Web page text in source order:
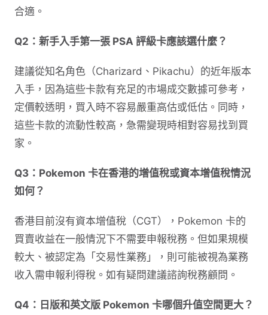
合適。
Q2：新手入手第一張 PSA 評級卡應該選什麼？
建議從知名角色（Charizard、Pikachu）的近年版本
入手，因為這些卡款有充足的市場成交數據可參考，
定價較透明，買入時不容易嚴重高估或低估。同時，
這些卡款的流動性較高，急需變現時相對容易找到買
家。
Q3：Pokemon 卡在香港的增值稅或資本增值稅情況
如何？
香港目前沒有資本增值稅（CGT），Pokemon 卡的
買賣收益在一般情況下不需要申報稅務。但如果規模
較大、被認定為「交易性業務」，則可能被視為業務
收入需申報利得稅。如有疑問建議諮詢稅務顧問。
Q4：日版和英文版 Pokemon 卡哪個升值空間更大？